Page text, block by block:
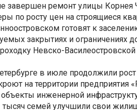
завершен ремонт улицы Корнея
по росту цен на строящиеся
готовят к
закрытиях и ограничениях
Невско-
в июле продолжили рост
на территории предприятия
инженерной
тысяч семей улучшили свои